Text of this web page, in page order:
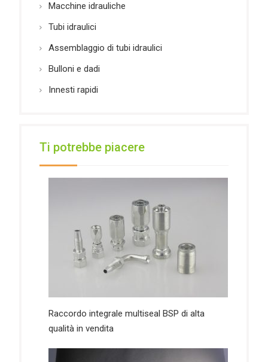
Macchine idrauliche
Tubi idraulici
Assemblaggio di tubi idraulici
Bulloni e dadi
Innesti rapidi
Ti potrebbe piacere
Raccordo integrale multiseal BSP di alta
qualità in vendita